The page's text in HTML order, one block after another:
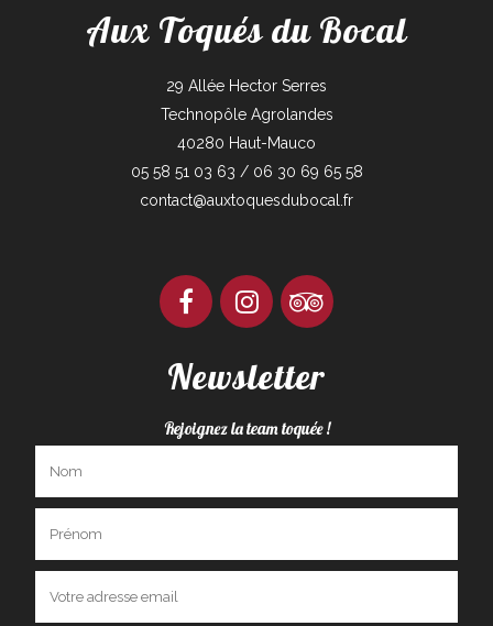
Aux Toqués du Bocal
29 Allée Hector Serres
Technopôle Agrolandes
40280 Haut-Mauco
05 58 51 03 63 / 06 30 69 65 58
contact@auxtoquesdubocal.fr
Newsletter
Rejoignez la team toquée !